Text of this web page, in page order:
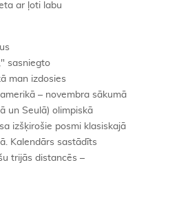
ar ļoti labu
sasniegto
man izdosies
– novembra sākumā
un Seulā) olimpiskā
izšķirošie posmi klasiskajā
Kalendārs sastādīts
trijās distancēs –